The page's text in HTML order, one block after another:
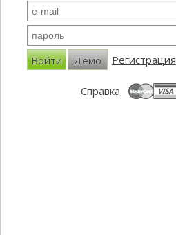
Войти Демо Регистрация
Справка